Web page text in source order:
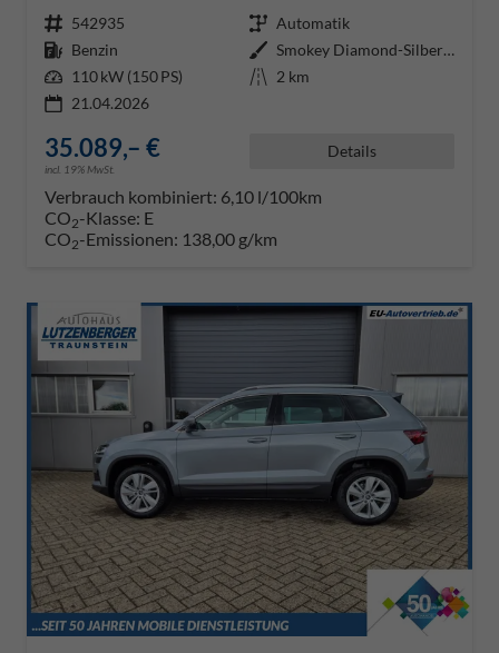
Fahrzeugnr. 542935 Getriebe Automatik
Kraftstoff Benzin Außenfarbe
Smokey Diamond-Silber Metallic
Leistung 110 kW (150 PS) Kilometerstand 2 km
21.04.2026
35.089,– €
incl. 19% MwSt.
Details
Verbrauch kombiniert: 6,10 l/100km
CO2-Klasse: E
CO2-Emissionen: 138,00 g/km